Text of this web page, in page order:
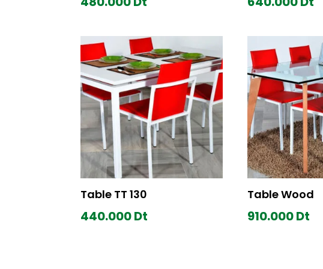
Table TT 130
440.000Dt
Table Wood
910.000Dt